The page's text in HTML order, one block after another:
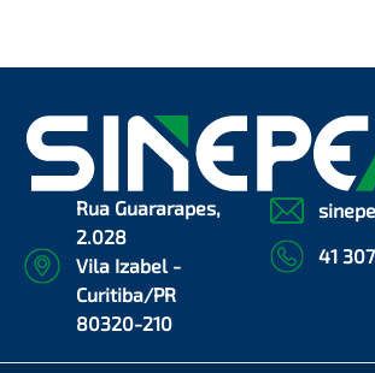
Rua Guararapes,
2.028
Vila Izabel -
Curitiba/PR
80320-210
41